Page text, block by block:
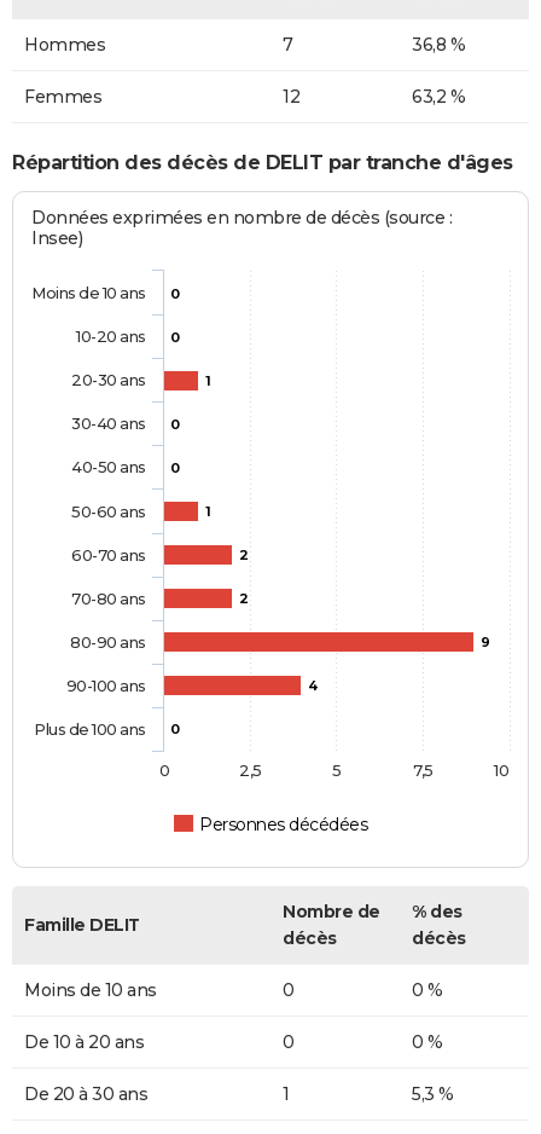
Hommes 7 36,8 %
Femmes 12 63,2 %
Répartition des décès de DELIT par tranche d'âges
Données exprimées en nombre de décès (source :
Insee)
0
0
1
0
0
1
2
2
9
4
0
Personnes décédées
Moins de 10 ans
10-20 ans
20-30 ans
30-40 ans
40-50 ans
50-60 ans
60-70 ans
70-80 ans
80-90 ans
90-100 ans
Plus de 100 ans
0 10
2,5 5 7,5
Famille DELIT
Nombre de
décès
% des
décès
Moins de 10 ans 0 0 %
De 10 à 20 ans 0 0 %
De 20 à 30 ans 1 5,3 %